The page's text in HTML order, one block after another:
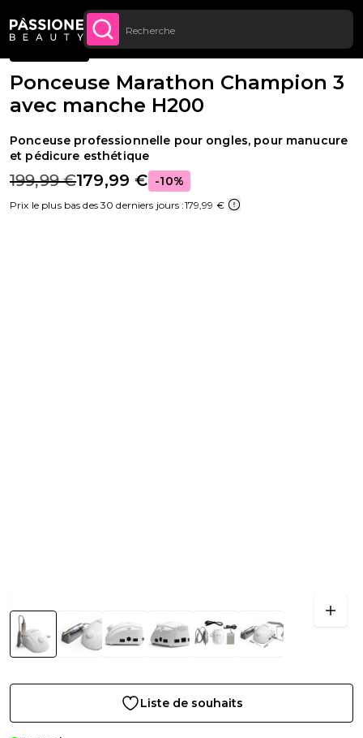
Livraison gratuite sur toutes les commandes à
partir de 70 €.
CONTENU
Fil d'Ariane
Appareils et instruments
Ponceuse Marathon Champion 3
avec manche H200
Ponceuse professionnelle pour ongles, pour manucure
et pédicure esthétique
199,99 €179,99 € -10%
Prix le plus bas des 30 derniers jours :179,99 €
Liste de souhaits